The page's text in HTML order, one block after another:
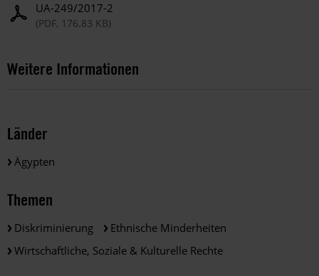
UA-249/2017-2
(PDF, 176.83 KB)
Weitere Informationen
Länder
Ägypten
Themen
Diskriminierung
Ethnische Minderheiten
Wirtschaftliche, Soziale & Kulturelle Rechte